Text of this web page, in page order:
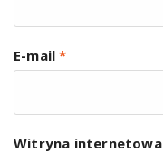
E-mail*
Witryna internetowa